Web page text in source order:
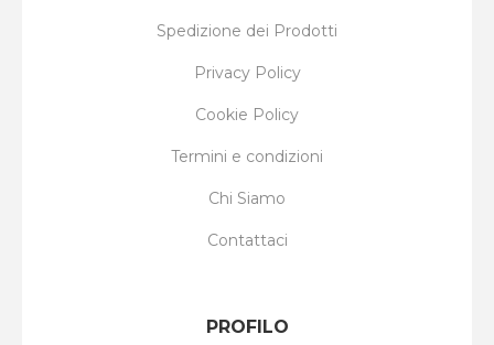
Spedizione dei Prodotti
Privacy Policy
Cookie Policy
Termini e condizioni
Chi Siamo
Contattaci
PROFILO